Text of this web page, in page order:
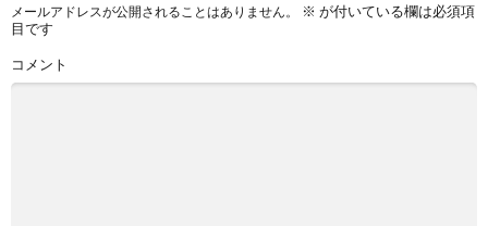
メールアドレスが公開されることはありません。 ※ が付いている欄は必須項
目です
コメント